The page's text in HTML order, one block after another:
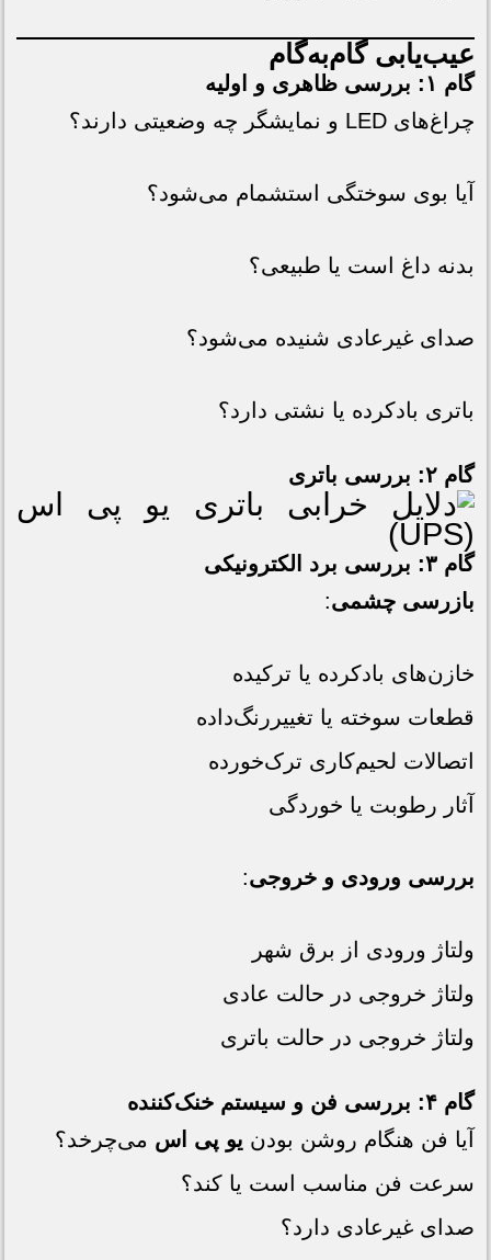
عیب‌یابی گام‌به‌گام
گام ۱: بررسی ظاهری و اولیه
چراغ‌های LED و نمایشگر چه وضعیتی دارند؟
آیا بوی سوختگی استشمام می‌شود؟
بدنه داغ است یا طبیعی؟
صدای غیرعادی شنیده می‌شود؟
باتری بادکرده یا نشتی دارد؟
گام ۲: بررسی باتری
گام ۳: بررسی برد الکترونیکی
بازرسی چشمی:
خازن‌های بادکرده یا ترکیده
قطعات سوخته یا تغییررنگ‌داده
اتصالات لحیم‌کاری ترک‌خورده
آثار رطوبت یا خوردگی
بررسی ورودی و خروجی:
ولتاژ ورودی از برق شهر
ولتاژ خروجی در حالت عادی
ولتاژ خروجی در حالت باتری
گام ۴: بررسی فن و سیستم خنک‌کننده
آیا فن هنگام روشن بودن یو پی اس می‌چرخد؟
سرعت فن مناسب است یا کند؟
صدای غیرعادی دارد؟